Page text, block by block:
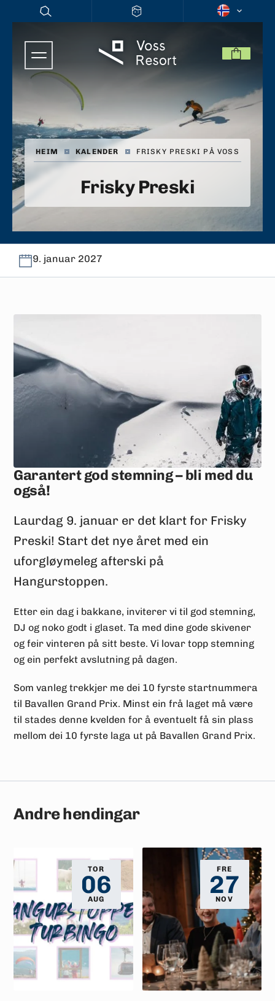
HEIM | KALENDER | FRISKY PRESKI PÅ VOSS
Frisky Preski
9. januar 2027
Garantert god stemning – bli med du
også!
Laurdag 9. januar er det klart for Frisky
Preski! Start det nye året med ein
uforgløymeleg afterski på
Hangurstoppen.
Etter ein dag i bakkane, inviterer vi til god stemning,
DJ og noko godt i glaset. Ta med dine gode skivener
og feir vinteren på sitt beste. Vi lovar topp stemning
og ein perfekt avslutning på dagen.
Som vanleg trekkjer me dei 10 fyrste startnummera
til Bavallen Grand Prix. Minst ein frå laget må være
til stades denne kvelden for å eventuelt få sin plass
mellom dei 10 fyrste laga ut på Bavallen Grand Prix.
Andre hendingar
TOR
06
AUG
FRE
27
NOV